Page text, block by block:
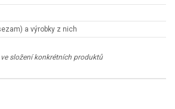
a výrobky z nich
složení konkrétních produktů